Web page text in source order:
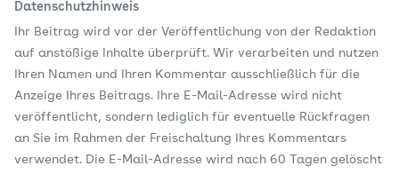
Datenschutzhinweis
Ihr Beitrag wird vor der Veröffentlichung von der Redaktion
auf anstößige Inhalte überprüft. Wir verarbeiten und nutzen
Ihren Namen und Ihren Kommentar ausschließlich für die
Anzeige Ihres Beitrags. Ihre E-Mail-Adresse wird nicht
veröffentlicht, sondern lediglich für eventuelle Rückfragen
an Sie im Rahmen der Freischaltung Ihres Kommentars
verwendet. Die E-Mail-Adresse wird nach 60 Tagen gelöscht